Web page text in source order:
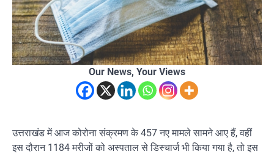
Our News, Your Views
उत्तराखंड में आज कोरोना संक्रमण के 457 नए मामले सामने आए हैं, वहीं
इस दौरान 1184 मरीजों को अस्पताल से डिस्चार्ज भी किया गया है, तो इस